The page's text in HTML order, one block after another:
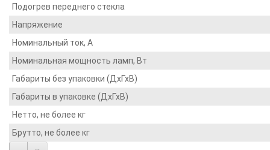
Подогрев переднего стекла
Напряжение
Номинальный ток, A
Номинальная мощность ламп, Вт
Габариты без упаковки (ДхГхВ)
Габариты в упаковке (ДхГхВ)
Нетто, не более кг
Брутто, не более кг